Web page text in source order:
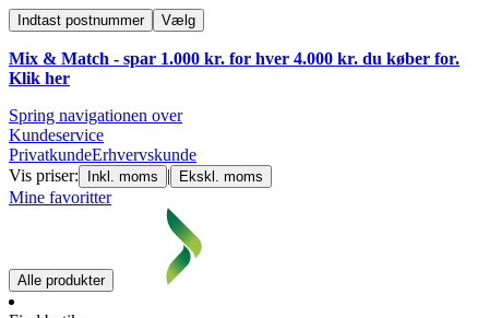
Indtast postnummer Vælg
Mix & Match - spar 1.000 kr. for hver 4.000 kr. du køber for.
Klik her
Spring navigationen over
Kundeservice
PrivatkundeErhvervskunde
Vis priser:
Inkl. moms | Ekskl. moms
Mine favoritter
Alle produkter